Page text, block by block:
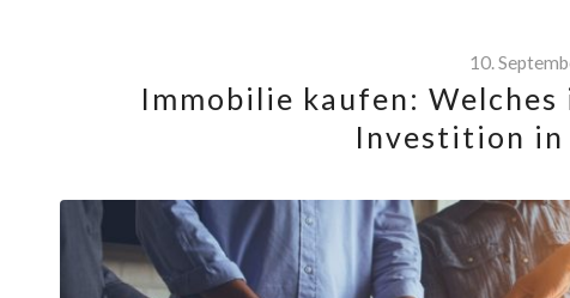
10.
Immobilie kaufen:
Investition in